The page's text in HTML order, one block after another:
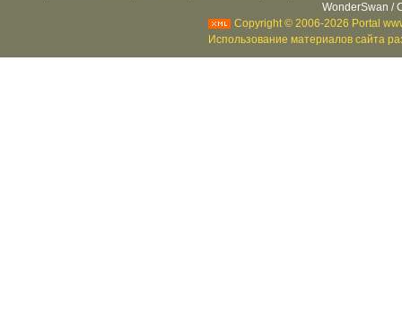
WonderSwan /
Copyright © 2006-2026 Portal
Использование материалов сайта